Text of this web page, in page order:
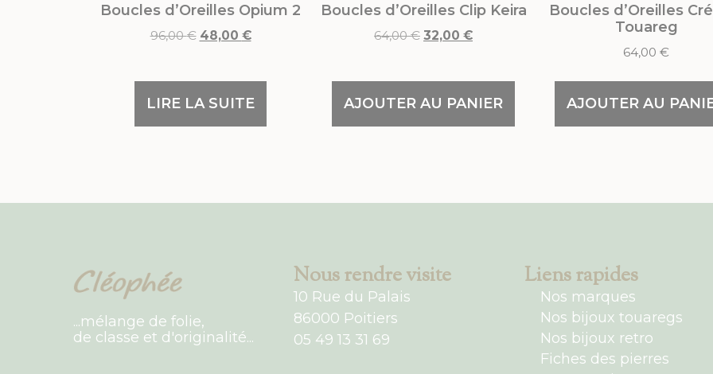
Boucles d’Oreilles Opium 2
96,00€ 48,00 €
LIRE LA SUITE
Boucles d’Oreilles Clip Keira
64,00€ 32,00 €
AJOUTER AU PANIER
Boucles d’Oreilles
Touareg
64,00 €
AJOUTER AU
...mélange de folie,
de classe et d'originalité...
Nous rendre visite
10 Rue du Palais
86000 Poitiers
05 49 13 31 69
Liens rapides
Nos marques
Nos bijoux touaregs
Nos bijoux retro
Fiches des pierres